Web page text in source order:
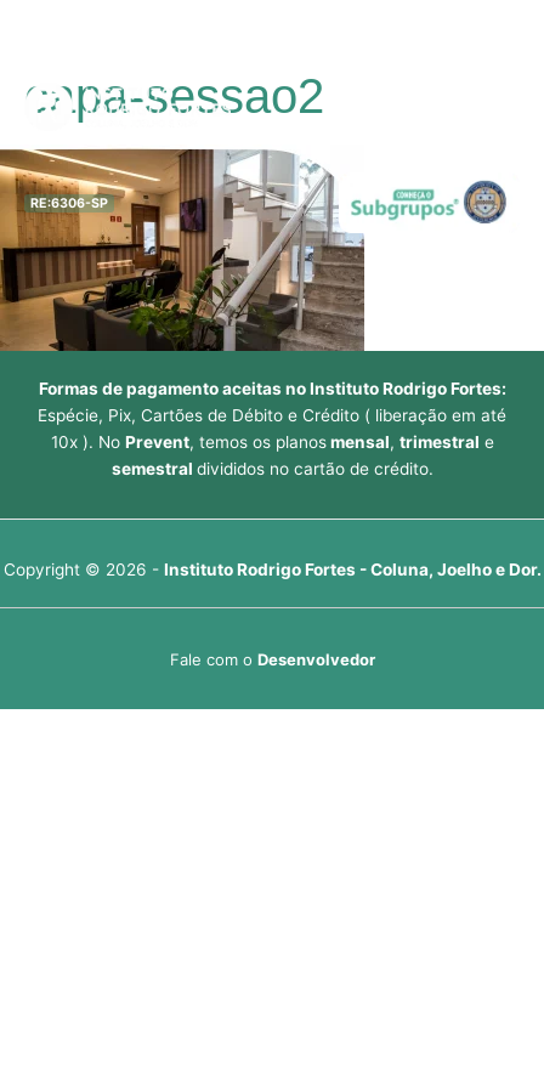
conteúdo
RE:6306-SP
capa-sessao2
Formas de pagamento aceitas no Instituto Rodrigo Fortes:
Espécie, Pix, Cartões de Débito e Crédito ( liberação em até
10x ). No Prevent, temos os planosmensal, trimestral e
semestral divididos no cartão de crédito.
Copyright © 2026 - Instituto Rodrigo Fortes - Coluna, Joelho e Dor.
Fale com o Desenvolvedor